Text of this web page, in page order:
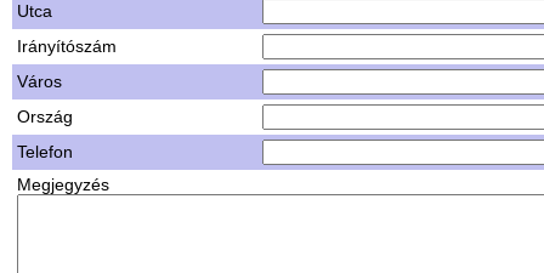
Utca
Irányítószám
Város
Ország
Telefon
Megjegyzés